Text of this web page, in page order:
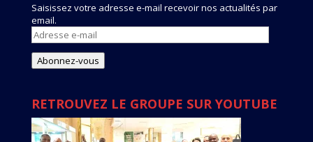
Saisissez votre adresse e-mail recevoir nos actualités par
email.
Adresse
e-
mail
Abonnez-vous
RETROUVEZ LE GROUPE SUR YOUTUBE